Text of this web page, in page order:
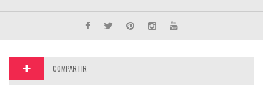
COMPARTIR